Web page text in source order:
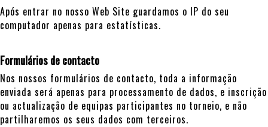
Após entrar no nosso Web Site guardamos o IP do seu
computador apenas para estatísticas.
Formulários de contacto
Nos nossos formulários de contacto, toda a informação
enviada será apenas para processamento de dados, e inscrição
ou actualização de equipas participantes no torneio, e não
partilharemos os seus dados com terceiros.